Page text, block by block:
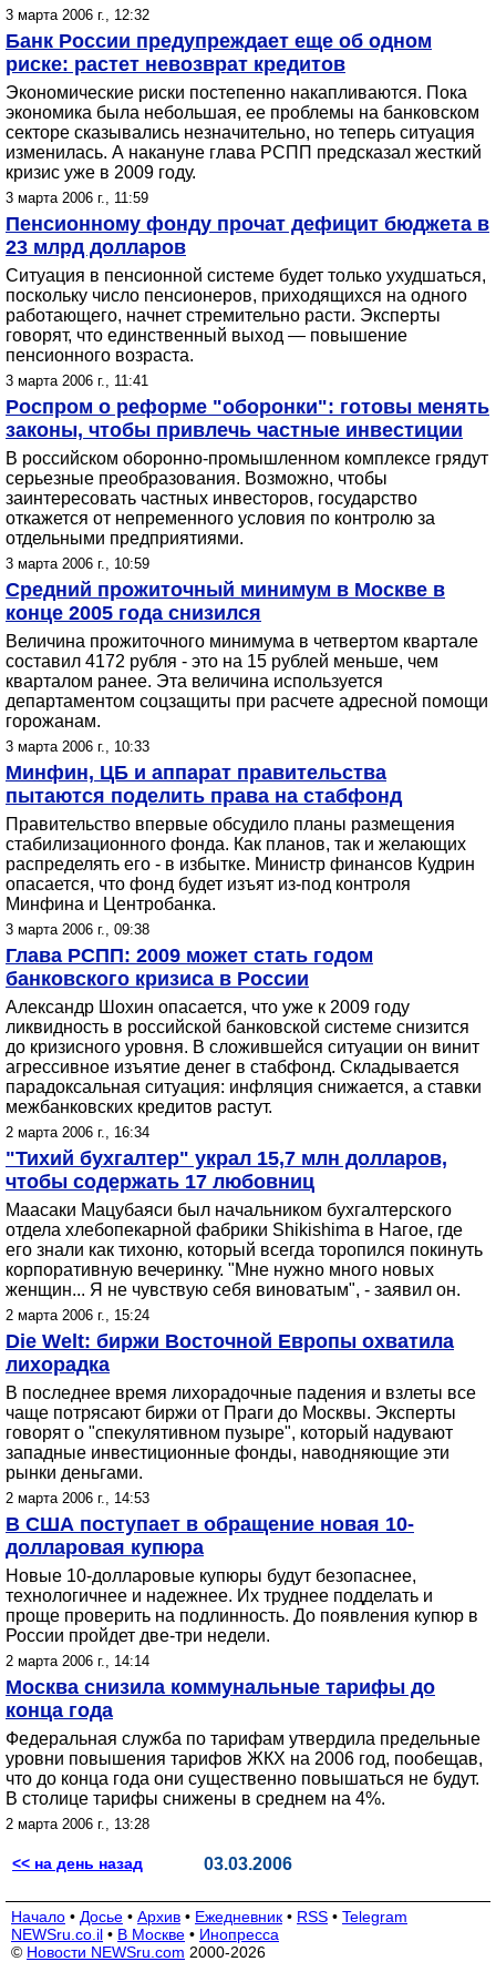
3 марта 2006 г., 12:32
Банк России предупреждает еще об одном
риске: растет невозврат кредитов
Экономические риски постепенно накапливаются. Пока
экономика была небольшая, ее проблемы на банковском
секторе сказывались незначительно, но теперь ситуация
изменилась. А накануне глава РСПП предсказал жесткий
кризис уже в 2009 году.
3 марта 2006 г., 11:59
Пенсионному фонду прочат дефицит бюджета в
23 млрд долларов
Ситуация в пенсионной системе будет только ухудшаться,
поскольку число пенсионеров, приходящихся на одного
работающего, начнет стремительно расти. Эксперты
говорят, что единственный выход — повышение
пенсионного возраста.
3 марта 2006 г., 11:41
Роспром о реформе "оборонки": готовы менять
законы, чтобы привлечь частные инвестиции
В российском оборонно-промышленном комплексе грядут
серьезные преобразования. Возможно, чтобы
заинтересовать частных инвесторов, государство
откажется от непременного условия по контролю за
отдельными предприятиями.
3 марта 2006 г., 10:59
Средний прожиточный минимум в Москве в
конце 2005 года снизился
Величина прожиточного минимума в четвертом квартале
составил 4172 рубля - это на 15 рублей меньше, чем
кварталом ранее. Эта величина используется
департаментом соцзащиты при расчете адресной помощи
горожанам.
3 марта 2006 г., 10:33
Минфин, ЦБ и аппарат правительства
пытаются поделить права на стабфонд
Правительство впервые обсудило планы размещения
стабилизационного фонда. Как планов, так и желающих
распределять его - в избытке. Министр финансов Кудрин
опасается, что фонд будет изъят из-под контроля
Минфина и Центробанка.
3 марта 2006 г., 09:38
Глава РСПП: 2009 может стать годом
банковского кризиса в России
Александр Шохин опасается, что уже к 2009 году
ликвидность в российской банковской системе снизится
до кризисного уровня. В сложившейся ситуации он винит
агрессивное изъятие денег в стабфонд. Складывается
парадоксальная ситуация: инфляция снижается, а ставки
межбанковских кредитов растут.
2 марта 2006 г., 16:34
"Тихий бухгалтер" украл 15,7 млн долларов,
чтобы содержать 17 любовниц
Маасаки Мацубаяси был начальником бухгалтерского
отдела хлебопекарной фабрики Shikishima в Нагое, где
его знали как тихоню, который всегда торопился покинуть
корпоративную вечеринку. "Мне нужно много новых
женщин... Я не чувствую себя виноватым", - заявил он.
2 марта 2006 г., 15:24
Die Welt: биржи Восточной Европы охватила
лихорадка
В последнее время лихорадочные падения и взлеты все
чаще потрясают биржи от Праги до Москвы. Эксперты
говорят о "спекулятивном пузыре", который надувают
западные инвестиционные фонды, наводняющие эти
рынки деньгами.
2 марта 2006 г., 14:53
В США поступает в обращение новая 10-
долларовая купюра
Новые 10-долларовые купюры будут безопаснее,
технологичнее и надежнее. Их труднее подделать и
проще проверить на подлинность. До появления купюр в
России пройдет две-три недели.
2 марта 2006 г., 14:14
Москва снизила коммунальные тарифы до
конца года
Федеральная служба по тарифам утвердила предельные
уровни повышения тарифов ЖКХ на 2006 год, пообещав,
что до конца года они существенно повышаться не будут.
В столице тарифы снижены в среднем на 4%.
2 марта 2006 г., 13:28
<< на день назад 03.03.2006
Начало • Досье • Архив • Ежедневник • RSS • Telegram
NEWSru.co.il • В Москве • Инопресса
© Новости NEWSru.com 2000-2026